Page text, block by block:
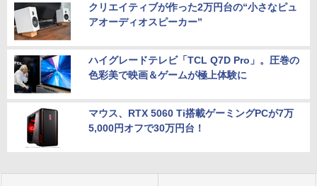
クリエイティブが作った2万円台の“小さなピュ
アオーディオスピーカー”
ハイグレードテレビ「TCL Q7D Pro」。圧巻の
色彩美で映画＆ゲームが極上体験に
マウス、RTX 5060 Ti搭載ゲーミングPCが7万
5,000円オフで30万円台！